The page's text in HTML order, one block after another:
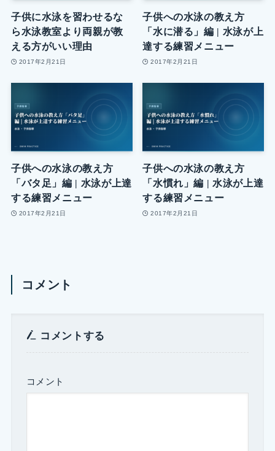
子供に水泳を習わせるな
ら水泳教室より両親が教
える方がいい理由
2017年2月21日
子供への水泳の教え方
「水に潜る」編 | 水泳が上
達する練習メニュー
2017年2月21日
子供への水泳の教え方
「バタ足」編 | 水泳が上達
する練習メニュー
2017年2月21日
子供への水泳の教え方
「水慣れ」編 | 水泳が上達
する練習メニュー
2017年2月21日
コメント
コメントする
コメント